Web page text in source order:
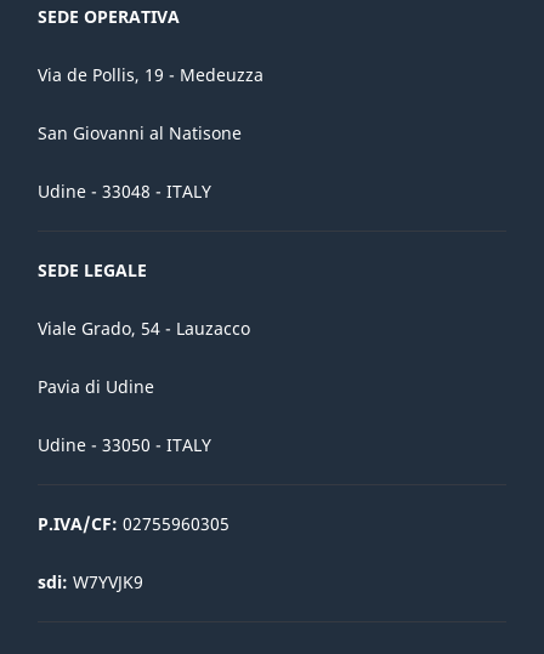
SEDE OPERATIVA
Via de Pollis, 19 - Medeuzza
San Giovanni al Natisone
Udine - 33048 - ITALY
SEDE LEGALE
Viale Grado, 54 - Lauzacco
Pavia di Udine
Udine - 33050 - ITALY
P.IVA/CF: 02755960305
sdi: W7YVJK9